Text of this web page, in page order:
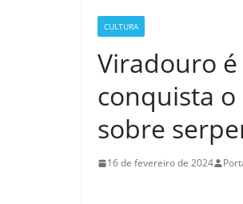
CULTURA
Viradouro
conquista
sobre
16 de fevereiro de 2024